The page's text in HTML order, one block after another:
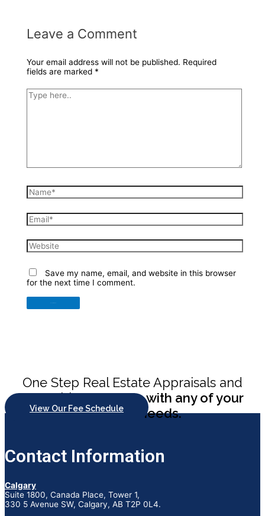
Leave a Comment
Your email address will not be published. Required
fields are marked *
Type
here..
Name*
Email*
Website
Save my name, email, and website in this browser
for the next time I comment.
One Step Real Estate Appraisals and
Consultingcan help with any of your
appraisal needs.
View Our Fee Schedule
Contact Information
Calgary
Suite 1800, Canada Place, Tower 1,
330 5 Avenue SW, Calgary, AB T2P 0L4.